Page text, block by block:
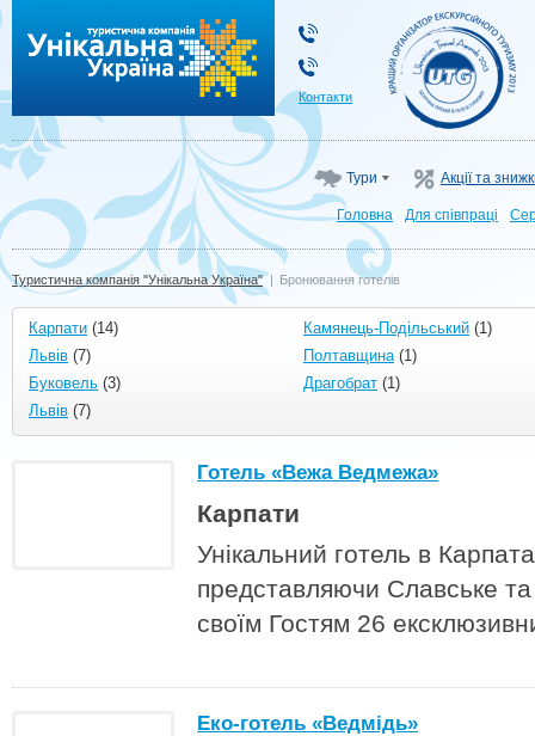
Контакти
Тури Акції та
Головна Для cпівпраці
Туристична компанія "Унікальна Україна" | Бронювання готелів
Карпати (14) Камянець-Подільський (1)
Львів (7) Полтавщина(1)
Буковель (3) Драгобрат (1)
Львів (7)
Готель «Вежа Ведмежа»
Карпати
Унікальний готель в
представляючи Славське та
своїм Гостям 26
Еко-готель «Ведмідь»